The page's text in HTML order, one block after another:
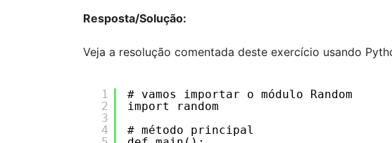
Resposta/Solução:
Veja a resolução comentada deste exercício usando
1
2
3
4
# vamos importar o módulo Random
import random
# método principal